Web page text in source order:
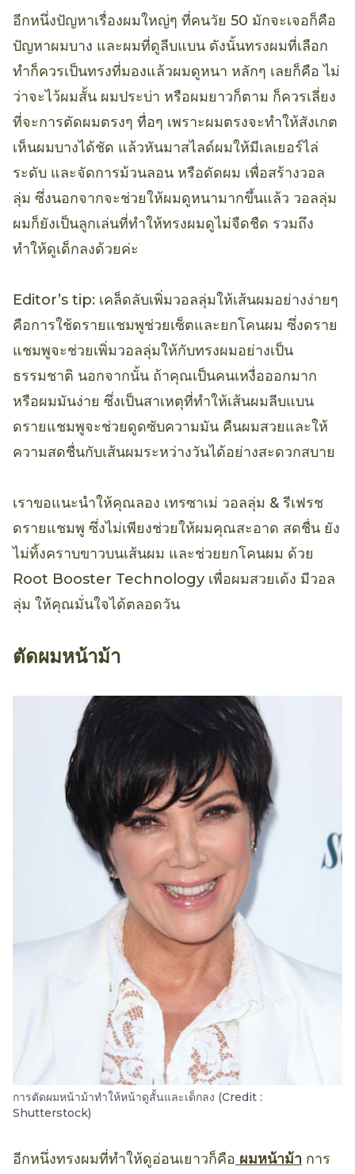
อีกหนึ่งปัญหาเรื่องผมใหญ่ๆ ที่คนวัย 50 มักจะเจอก็คือ
ปัญหาผมบาง และผมที่ดูลีบแบน ดังนั้นทรงผมที่เลือก
ทำก็ควรเป็นทรงที่มองแล้วผมดูหนา หลักๆ เลยก็คือ ไม่
ว่าจะไว้ผมสั้น ผมประบ่า หรือผมยาวก็ตาม ก็ควรเลี่ยง
ที่จะการตัดผมตรงๆ ทื่อๆ เพราะผมตรงจะทำให้สังเกต
เห็นผมบางได้ชัด แล้วหันมาสไลด์ผมให้มีเลเยอร์ไล่
ระดับ และจัดการม้วนลอน หรือดัดผม เพื่อสร้างวอล
ลุ่ม ซึ่งนอกจากจะช่วยให้ผมดูหนามากขึ้นแล้ว วอลลุ่ม
ผมก็ยังเป็นลูกเล่นที่ทำให้ทรงผมดูไม่จืดชืด รวมถึง
ทำให้ดูเด็กลงด้วยค่ะ
Editor’s tip: เคล็ดลับเพิ่มวอลลุ่มให้เส้นผมอย่างง่ายๆ
คือการใช้ดรายแชมพูช่วยเซ็ตและยกโคนผม ซึ่งดราย
แชมพูจะช่วยเพิ่มวอลลุ่มให้กับทรงผมอย่างเป็น
ธรรมชาติ นอกจากนั้น ถ้าคุณเป็นคนเหงื่อออกมาก
หรือผมมันง่าย ซึ่งเป็นสาเหตุที่ทำให้เส้นผมลีบแบน
ดรายแชมพูจะช่วยดูดซับความมัน คืนผมสวยและให้
ความสดชื่นกับเส้นผมระหว่างวันได้อย่างสะดวกสบาย
เราขอแนะนำให้คุณลอง เทรซาเม่ วอลลุ่ม & รีเฟรช
ดรายแชมพู ซึ่งไม่เพียงช่วยให้ผมคุณสะอาด สดชื่น ยัง
ไม่ทิ้งคราบขาวบนเส้นผม และช่วยยกโคนผม ด้วย
Root Booster Technology เพื่อผมสวยเด้ง มีวอล
ลุ่ม ให้คุณมั่นใจได้ตลอดวัน
ตัดผมหน้าม้า
การตัดผมหน้าม้าทำให้หน้าดูสั้นและเด็กลง (Credit :
Shutterstock)
อีกหนึ่งทรงผมที่ทำให้ดูอ่อนเยาวก็คือ ผมหน้าม้า การ